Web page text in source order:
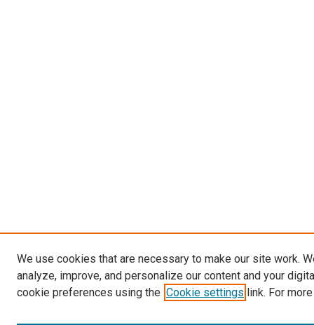
We use cookies that are necessary to make our site work.
analyze, improve, and personalize our content and your
cookie preferences using the Cookie settings link. For